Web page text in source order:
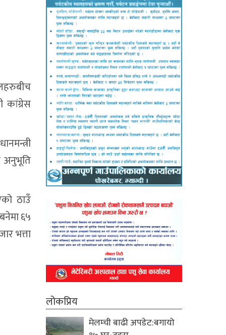
कांग्रेस
अनुभूति
ठाउँ
६५
भत्ता
लोकप्रिय
मेलम्ची बाढी अपडेट:बगायो